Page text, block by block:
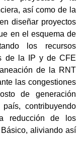
así como de la
diseñar proyectos
en el esquema de
los recursos
de la IP y de CFE
de la RNT
las congestiones
de generación
contribuyendo
reducción de los
aliviando así